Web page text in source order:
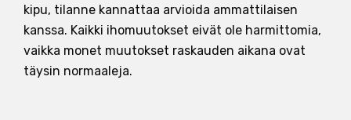
kipu, tilanne kannattaa arvioida ammattilaisen
kanssa. Kaikki ihomuutokset eivät ole harmittomia,
vaikka monet muutokset raskauden aikana ovat
täysin normaaleja.